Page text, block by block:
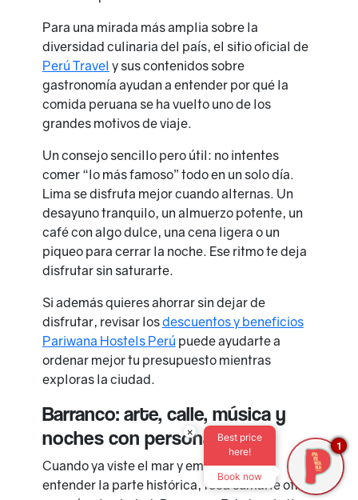
Para una mirada más amplia sobre la
diversidad culinaria del país, el sitio oficial de
Perú Travel y sus contenidos sobre
gastronomía ayudan a entender por qué la
comida peruana se ha vuelto uno de los
grandes motivos de viaje.
Un consejo sencillo pero útil: no intentes
comer “lo más famoso” todo en un solo día.
Lima se disfruta mejor cuando alternas. Un
desayuno tranquilo, un almuerzo potente, un
café con algo dulce, una cena ligera o un
piqueo para cerrar la noche. Ese ritmo te deja
disfrutar sin saturarte.
Si además quieres ahorrar sin dejar de
disfrutar, revisar losdescuentos y beneficios
Pariwana Hostels Perú puede ayudarte a
ordenar mejor tu presupuesto mientras
exploras la ciudad.
Barranco: arte, calle, música y
noches con personalidad
Cuando ya viste el mar y empezaste a
entender la parte histórica, toca sumarle otra
×
Best price
here!
Book now
1